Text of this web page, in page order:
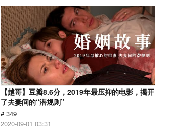
【越哥】豆瓣8.6分，2019年最压抑的电影，揭开
了夫妻间的“潜规则”
# 349
2020-09-01 03:31